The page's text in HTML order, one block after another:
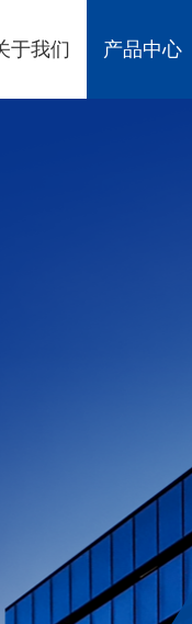
于我们 产品中心